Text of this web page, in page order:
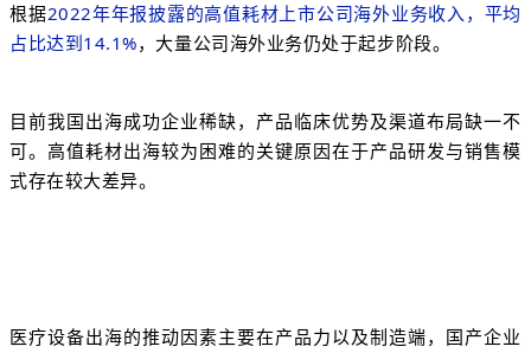
根据2022年年报披露的高值耗材上市公司海外业务收入，平均
占比达到14.1%，大量公司海外业务仍处于起步阶段。
目前我国出海成功企业稀缺，产品临床优势及渠道布局缺一不
可。高值耗材出海较为困难的关键原因在于产品研发与销售模
式存在较大差异。
医疗设备出海的推动因素主要在产品力以及制造端，国产企业